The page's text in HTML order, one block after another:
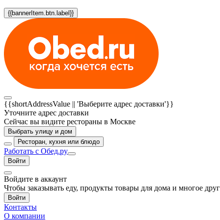
{{bannerItem.btn.label}}
{{shortAddressValue || 'Выберите адрес доставки'}}
Уточните адрес доставки
Сейчас вы видите рестораны в Москве
Выбрать улицу и дом
Ресторан, кухня или блюдо
Работать с Обед.ру
Войти
Войдите в аккаунт
Чтобы заказывать еду, продукты товары для дома и многое
Войти
Контакты
О компании